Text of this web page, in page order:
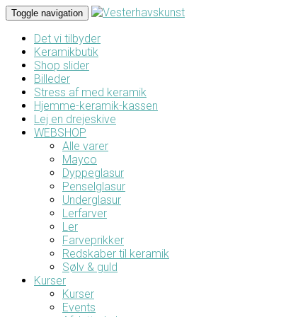
Toggle navigation
Det vi tilbyder
Keramikbutik
Shop slider
Billeder
Stress af med keramik
Hjemme-keramik-kassen
Lej en drejeskive
WEBSHOP
Alle varer
Mayco
Dyppeglasur
Penselglasur
Underglasur
Lerfarver
Ler
Farveprikker
Redskaber til keramik
Sølv & guld
Kurser
Kurser
Events